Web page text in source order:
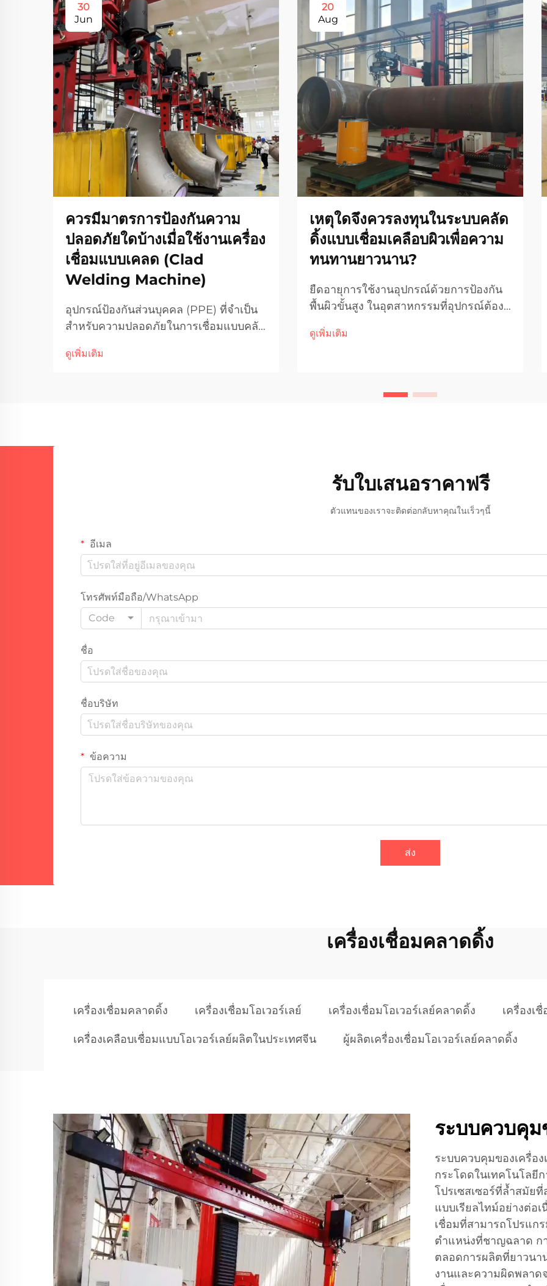
30
Jun
ควรมีมาตรการป้องกันความ
ปลอดภัยใดบ้างเมื่อใช้งานเครื่อง
เชื่อมแบบเคลด (Clad
Welding Machine)
อุปกรณ์ป้องกันส่วนบุคคล (PPE) ที่จำเป็น
สำหรับความปลอดภัยในการเชื่อมแบบคลัด
สำคัญเป็นอันดับแรกเสมอเมื่อทำการเชื่อม
ดูเพิ่มเติม
20
Aug
เหตุใดจึงควรลงทุนในระบบคลัด
ดิ้งแบบเชื่อมเคลือบผิวเพื่อความ
ทนทานยาวนาน?
ยืดอายุการใช้งานอุปกรณ์ด้วยการป้องกัน
พื้นผิวขั้นสูง ในอุตสาหกรรมที่อุปกรณ์ต้อง
อย่างต่อเนื่อง การมั่นใจว่าอุปกรณ์มีอายุ
ดูเพิ่มเติม
รับใบเสนอราคาฟรี
ตัวแทนของเราจะติดต่อกลับหาคุณในเร็วๆนี้
อีเมล
โทรศัพท์มือถือ/WhatsApp
Code
ชื่อ
ชื่อบริษัท
ข้อความ
ส่ง
เครื่องเชื่อมคลาดดิ้ง
เครื่องเชื่อมคลาดดิ้ง เครื่องเชื่อมโอเวอร์เลย์ เครื่องเชื่อมโอเวอร์เลย์คลาดดิ้ง เครื่องเ
เครื่องเคลือบเชื่อมแบบโอเวอร์เลย์ผลิตในประเทศจีน ผู้ผลิตเครื่องเชื่อมโอเวอร์เลย์คลาดดิ้ง
ระบบควบคุ
ระบบควบคุมของเครื่อ
กระโดดในเทคโนโลยี
โปรเซสเซอร์ที่ล้ำสมัย
แบบเรียลไทม์อย่างต่อ
เชื่อมที่สามารถโปรแก
ตำแหน่งที่ชาญฉลาด ก
ตลอดการผลิตที่ยาวน
งานและความผิดพลาด